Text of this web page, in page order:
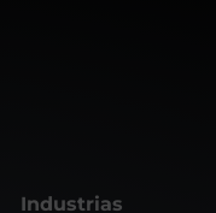
Industrias